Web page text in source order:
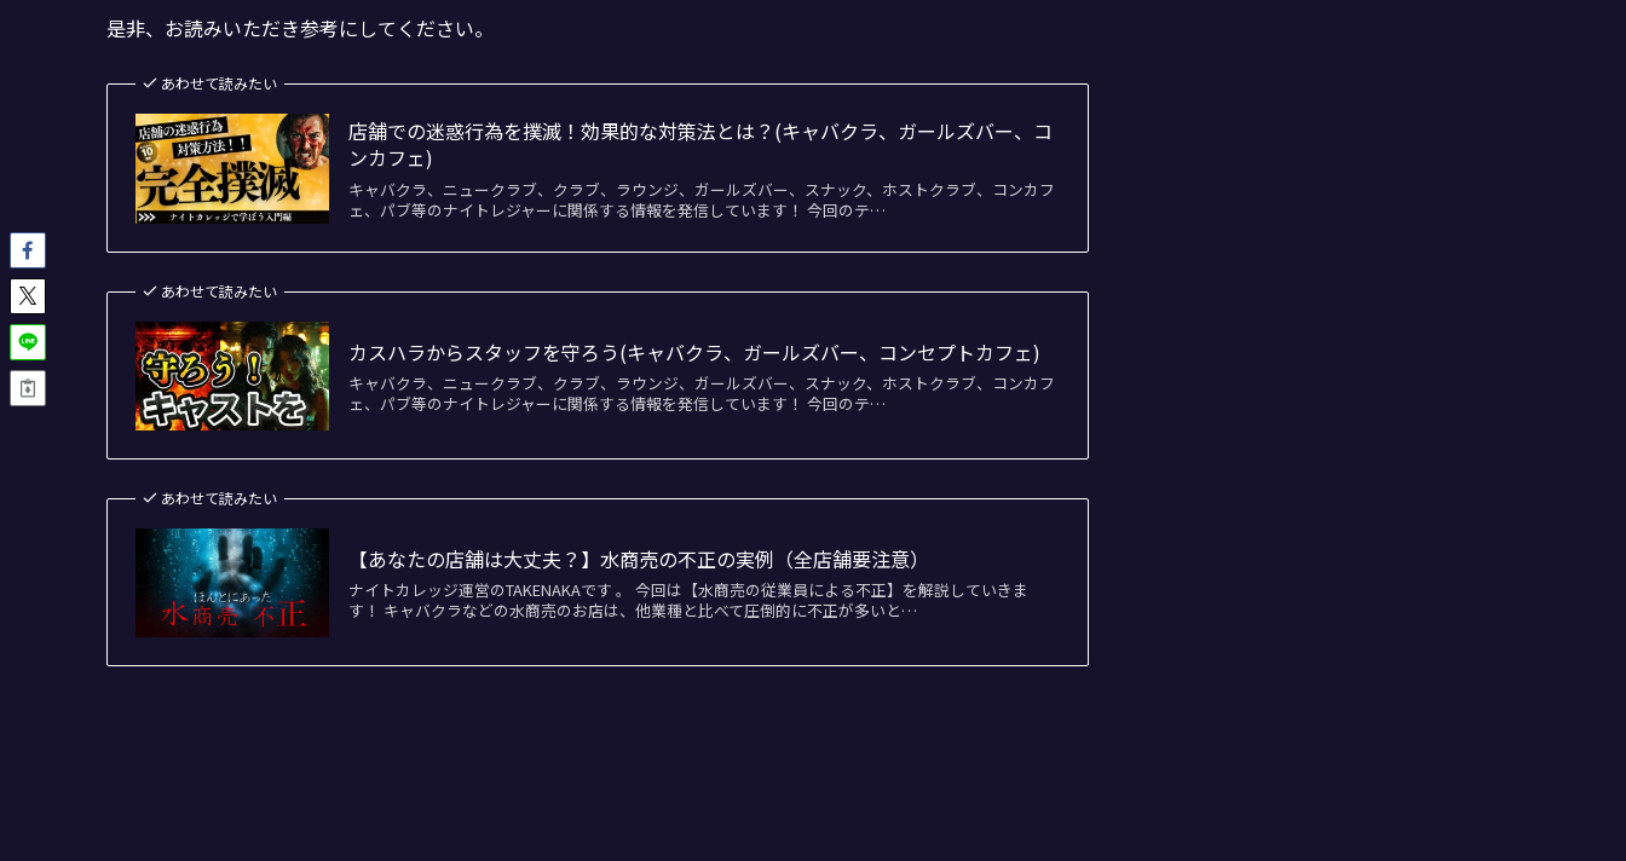
是非、お読みいただき参考にしてください。
あわせて読みたい
店舗での迷惑行為を撲滅！効果的な対策法とは？(キャバクラ、ガールズバー、コ
ンカフェ)
キャバクラ、ニュークラブ、クラブ、ラウンジ、ガールズバー、スナック、ホストクラブ、コンカフ
ェ、パブ等のナイトレジャーに関係する情報を発信しています！ 今回のテ…
あわせて読みたい
カスハラからスタッフを守ろう(キャバクラ、ガールズバー、コンセプトカフェ)
キャバクラ、ニュークラブ、クラブ、ラウンジ、ガールズバー、スナック、ホストクラブ、コンカフ
ェ、パブ等のナイトレジャーに関係する情報を発信しています！ 今回のテ…
あわせて読みたい
【あなたの店舗は大丈夫？】水商売の不正の実例（全店舗要注意）
ナイトカレッジ運営のTAKENAKAです 。 今回は【水商売の従業員による不正】を解説していきま
す！ キャバクラなどの水商売のお店は、他業種と比べて圧倒的に不正が多いと…